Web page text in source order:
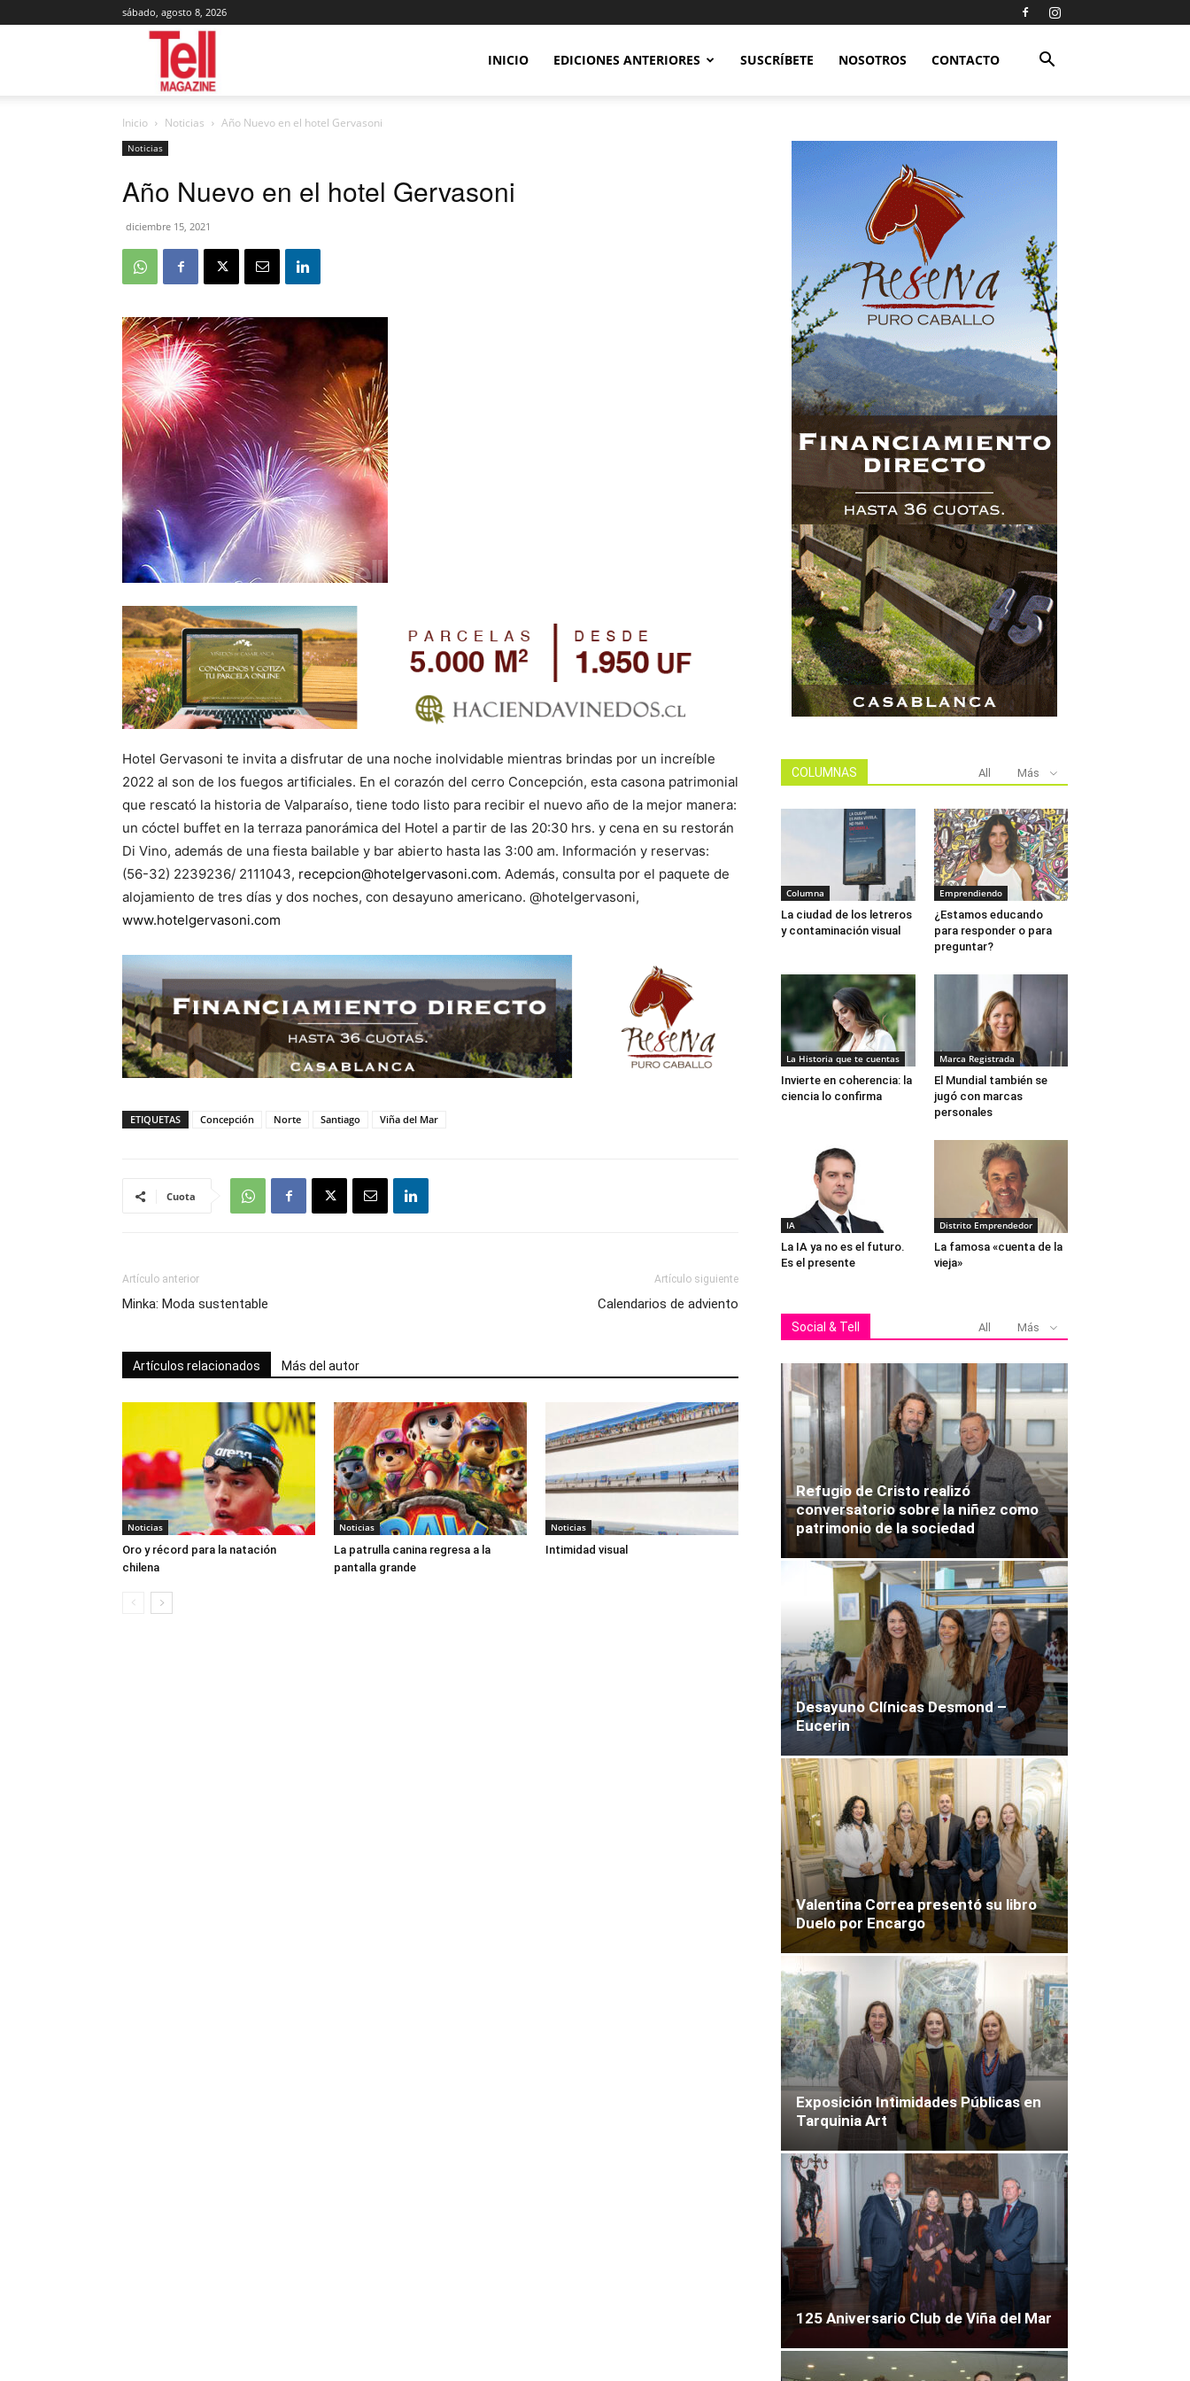
sábado, agosto 8, 2026
Magazine
INICIO EDICIONES ANTERIORES SUSCRÍBETE NOSOTROS CONTACTO
Inicio Noticias Año Nuevo en el hotel Gervasoni
Noticias
Año Nuevo en el hotel Gervasoni
diciembre 15, 2021
Hotel Gervasoni te invita a disfrutar de una noche inolvidable mientras brindas por un increíble
2022 al son de los fuegos artificiales. En el corazón del cerro Concepción, esta casona patrimonial
que rescató la historia de Valparaíso, tiene todo listo para recibir el nuevo año de la mejor manera:
un cóctel buffet en la terraza panorámica del Hotel a partir de las 20:30 hrs. y cena en su restorán
Di Vino, además de una fiesta bailable y bar abierto hasta las 3:00 am. Información y reservas:
(56-32) 2239236/ 2111043, recepcion@hotelgervasoni.com. Además, consulta por el paquete de
alojamiento de tres días y dos noches, con desayuno americano. @hotelgervasoni,
www.hotelgervasoni.com
ETIQUETAS Concepción Norte Santiago Viña del Mar
Cuota
Artículo anterior
Minka: Moda sustentable
Artículo siguiente
Calendarios de adviento
Artículos relacionados Más del autor
Noticias
Oro y récord para la natación
chilena
Noticias
La patrulla canina regresa a la
pantalla grande
Noticias
Intimidad visual
COLUMNAS All Más
Columna
La ciudad de los letreros
y contaminación visual
Emprendiendo
¿Estamos educando
para responder o para
preguntar?
La Historia que te cuentas
Invierte en coherencia: la
ciencia lo confirma
Marca Registrada
El Mundial también se
jugó con marcas
personales
IA
La IA ya no es el futuro.
Es el presente
Distrito Emprendedor
La famosa «cuenta de la
vieja»
Social & Tell All Más
Refugio de Cristo realizó
conversatorio sobre la niñez como
patrimonio de la sociedad
Desayuno Clínicas Desmond –
Eucerin
Valentina Correa presentó su libro
Duelo por Encargo
Exposición Intimidades Públicas en
Tarquinia Art
125 Aniversario Club de Viña del Mar